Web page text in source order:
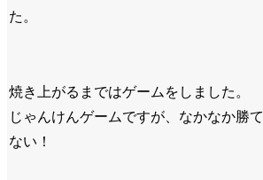
た。
焼き上がるまではゲームをしました。
じゃんけんゲームですが、なかなか勝て
ない！